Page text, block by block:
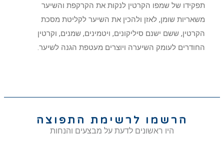
תפקידו של שמפו הקרטין לנקות את הקרקפת והשיער
משאריות שומן, לאזן ולהכין את השיער לקליטת מסכת
הקרטין, ששם ישנם סיליקונים, ויטמינים, שמנים, וקרטין
החודרים לעומק השיערה ויוצרים מעטפת הגנה לשיער.
הרשמו לרשימת התפוצה
היו ראשונים לדעת על מבצעים והנחות